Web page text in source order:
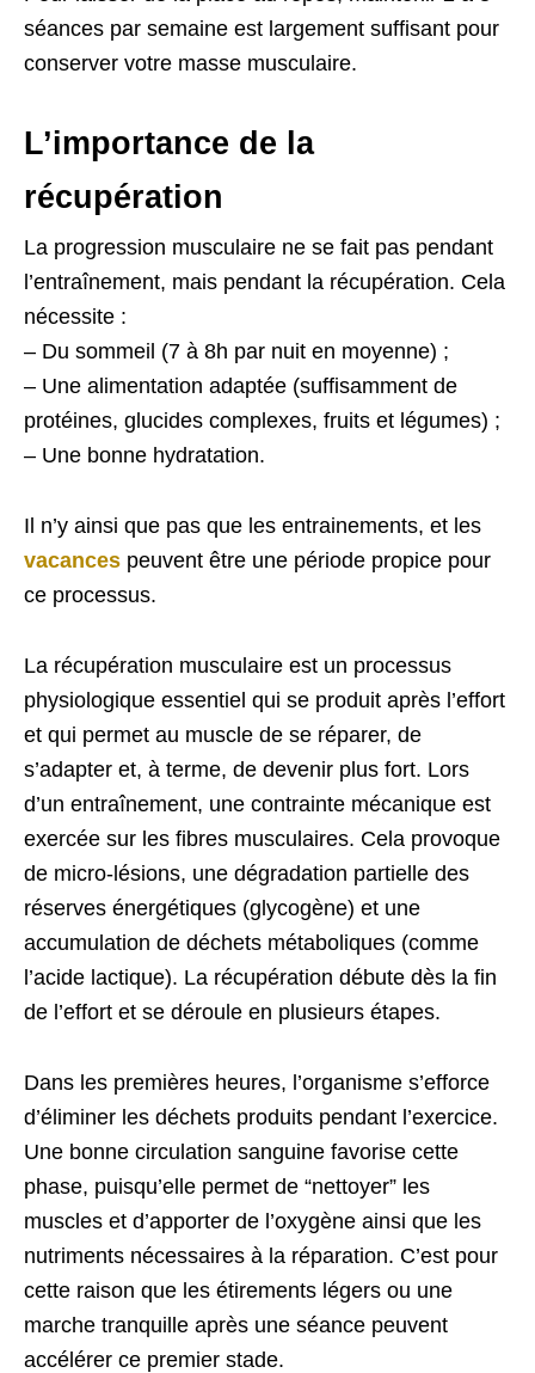
séances par semaine est largement suffisant pour
conserver votre masse musculaire.
L’importance de la
récupération
La progression musculaire ne se fait pas pendant
l’entraînement, mais pendant la récupération. Cela
nécessite :
– Du sommeil (7 à 8h par nuit en moyenne) ;
– Une alimentation adaptée (suffisamment de
protéines, glucides complexes, fruits et légumes) ;
– Une bonne hydratation.
Il n’y ainsi que pas que les entrainements, et les
vacances peuvent être une période propice pour
ce processus.
La récupération musculaire est un processus
physiologique essentiel qui se produit après l’effort
et qui permet au muscle de se réparer, de
s’adapter et, à terme, de devenir plus fort. Lors
d’un entraînement, une contrainte mécanique est
exercée sur les fibres musculaires. Cela provoque
de micro-lésions, une dégradation partielle des
réserves énergétiques (glycogène) et une
accumulation de déchets métaboliques (comme
l’acide lactique). La récupération débute dès la fin
de l’effort et se déroule en plusieurs étapes.
Dans les premières heures, l’organisme s’efforce
d’éliminer les déchets produits pendant l’exercice.
Une bonne circulation sanguine favorise cette
phase, puisqu’elle permet de “nettoyer” les
muscles et d’apporter de l’oxygène ainsi que les
nutriments nécessaires à la réparation. C’est pour
cette raison que les étirements légers ou une
marche tranquille après une séance peuvent
accélérer ce premier stade.